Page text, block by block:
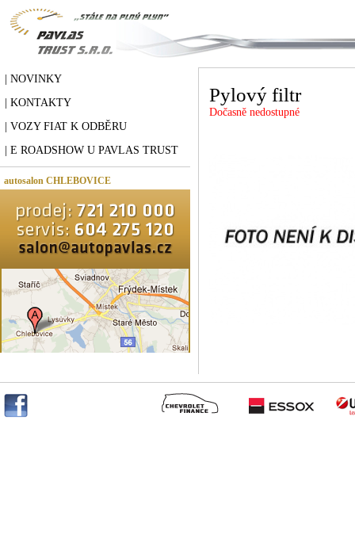
| NOVINKY
| KONTAKTY
| VOZY FIAT K ODBĚRU
| E ROADSHOW U PAVLAS TRUST
autosalon CHLEBOVICE
Pylový filtr
Dočasně nedostupné